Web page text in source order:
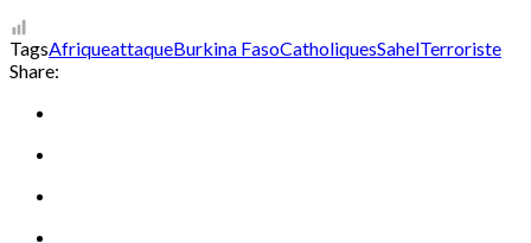
TagsAfriqueattaqueBurkina FasoCatholiquesSahelTerroriste
Share: